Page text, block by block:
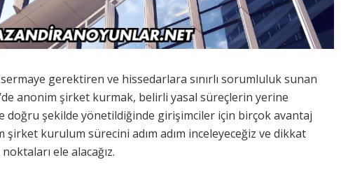
gerektiren ve hissedarlara sınırlı sorumluluk sunan
anonim şirket kurmak, belirli yasal süreçlerin yerine
şekilde yönetildiğinde girişimciler için birçok avantaj
şirket kurulum sürecini adım adım inceleyeceğiz ve dikkat
ele alacağız.